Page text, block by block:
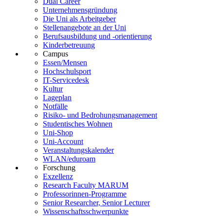
Unternehmensgründung
Die Uni als Arbeitgeber
Stellenangebote an der Uni
Berufsausbildung und -orientierung
Kinderbetreuung
Campus
Essen/Mensen
Hochschulsport
IT-Servicedesk
Kultur
Lageplan
Notfälle
Risiko- und Bedrohungsmanagement
Studentisches Wohnen
Uni-Shop
Uni-Account
Veranstaltungskalender
WLAN/eduroam
Forschung
Exzellenz
Research Faculty MARUM
Professorinnen-Programme
Senior Researcher, Senior Lecturer
Wissenschaftsschwerpunkte